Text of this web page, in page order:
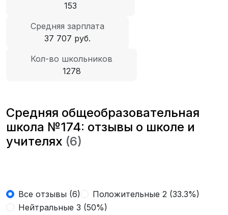
153
Средняя зарплата
37 707 руб.
Кол-во школьников
1278
Средняя общеобразовательная
школа №174: отзывы о школе и
учителях (6)
Все отзывы (6)
Положительные 2 (33.3%)
Нейтральные 3 (50%)